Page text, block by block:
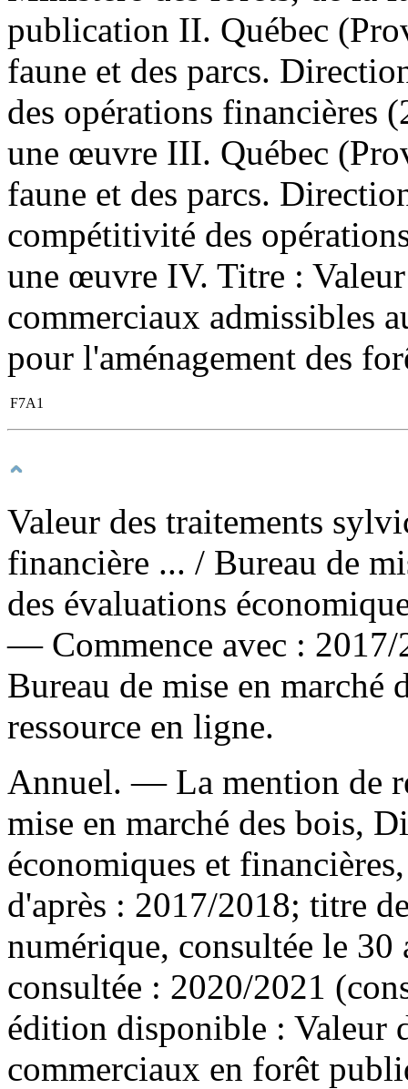
publication II. Québec
faune et des parcs.
des opérations financières
une œuvre III. Québec
faune et des parcs.
compétitivité des
une œuvre IV. Titre :
commerciaux admissibles
pour l'aménagement des
F7A1
Valeur des traitements
financière ... / Bureau de
des évaluations
— Commence avec :
Bureau de mise en
ressource en ligne.
Annuel. — La mention de
mise en marché des bois,
économiques et
d'après : 2017/2018; titre
numérique, consultée le
consultée : 2020/2021
édition disponible : Valeur
commerciaux en forêt